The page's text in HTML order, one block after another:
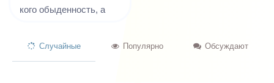
кого обыденность, а
оригинальность и
Случайные Популярно Обсуждают